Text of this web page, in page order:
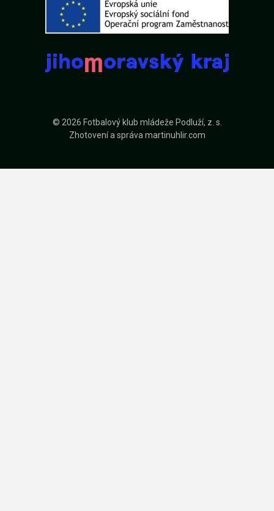
© 2026 Fotbalový klub mládeže Podluží, z. s.
Zhotovení a správamartinuhlir.com